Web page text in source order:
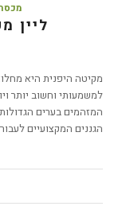
ליין
מקיטה היפנית היא
למשמעותי וחשוב יותר
המזהמים בערים
הגננים המקצועיים